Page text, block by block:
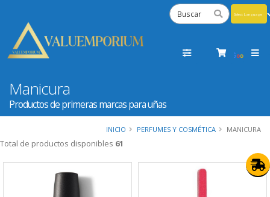
Manicura
Productos de primeras marcas para uñas
INICIO PERFUMES Y COSMÉTICA MANICURA
Total de productos disponibles 61